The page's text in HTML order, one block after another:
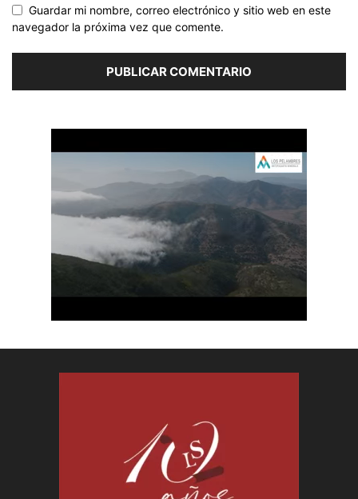
Guardar mi nombre, correo electrónico y sitio web en este
navegador la próxima vez que comente.